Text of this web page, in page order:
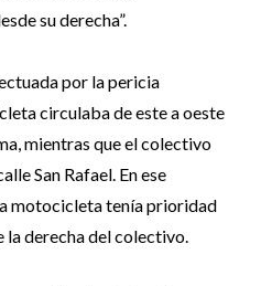
su derecha”.
por la pericia
circulaba de este a oeste
mientras que el colectivo
San Rafael. En ese
motocicleta tenía prioridad
la derecha del colectivo.